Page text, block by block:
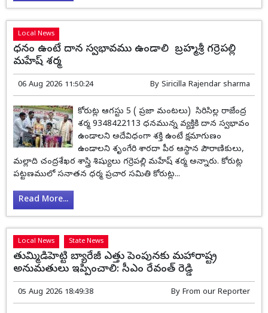
Local News
ధనం ఉంటే దాన స్వభావము ఉండాలి బ్రహ్మశ్రీ గర్రెపల్లి
మహేష్ శర్మ
06 Aug 2026 11:50:24 By Siricilla Rajendar sharma
కోరుట్ల ఆగస్టు 5 ( ప్రజా మంటలు) సిరిసిల్ల రాజేంద్ర
శర్మ 9348422113 ధనమున్న వ్యక్తికి దాన స్వభావం
ఉండాలని అదేవిధంగా శక్తి ఉంటే క్షమాగుణం
ఉండాలని శృంగేరి శారదా పీఠ ఆస్థాన పౌరాణికులు,
మల్లాది చంద్రశేఖర శాస్త్రి శిష్యులు గర్రెపల్లి మహేష్ శర్మ అన్నారు. కోరుట్ల
పట్టణములో సనాతన ధర్మ ప్రచార సమితి కోరుట్ల...
Read More...
Local News State News
తుమ్మిడిహెట్టి బ్యారేజీ ఎత్తు పెంపునకు మహారాష్ట్ర
అనుమతులు ఇప్పించాలి: సీఎం రేవంత్ రెడ్డి
05 Aug 2026 18:49:38 By From our Reporter